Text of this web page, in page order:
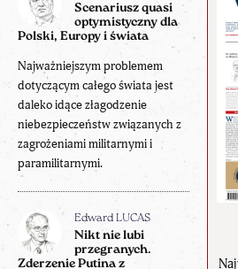
Scenariusz quasi
optymistyczny dla
Polski, Europy i świata
Najważniejszym problemem
dotyczącym całego świata jest
daleko idące złagodzenie
niebezpieczeństw związanych z
zagrożeniami militarnymi i
paramilitarnymi.
Edward LUCAS
Nikt nie lubi
przegranych.
Zderzenie Putina z